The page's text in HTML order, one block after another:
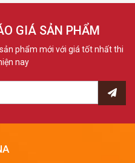
GIÁ SẢN PHẨM
phẩm mới với giá tốt nhất thi
nay